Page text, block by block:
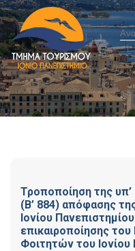
Τροποποίηση της
(Β’ 884) απόφασης
Ιονίου
επικαιροποίησης
Φοιτητών του Ιονίου